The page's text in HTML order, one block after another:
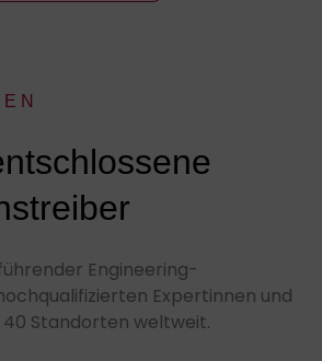
Engineering-
Expertinnen und
Standorten weltweit.